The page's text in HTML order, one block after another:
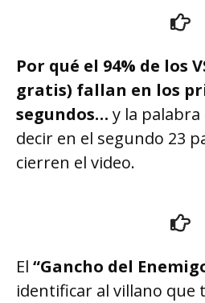
Por qué el 94% de los
gratis) fallan en los
segundos… y la palabra
decir en el segundo 23
cierren el video.
El “Gancho del
identificar al villano que